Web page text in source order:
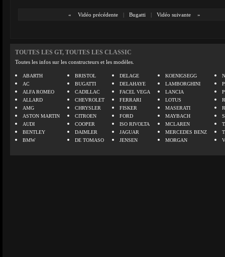
« Vidéo précédente | Bugatti | Vidéo suivante »
TOUTES LES GT, TOUTES LES CLASSIC
Toutes les infos sur les constructeurs et les modèles.
ABARTH
AC
ALFA ROMEO
ALLARD
AMG
ASTON MARTIN
AUDI
BENTLEY
BMW
BRISTOL
BUGATTI
CADILLAC
CHEVROLET
CHRYSLER
CITROEN
COOPER
DAIMLER
DE TOMASO
DELAGE
DELAHAYE
FACEL VEGA
FERRARI
FISKER
FORD
ISO RIVOLTA
JAGUAR
JENSEN
KOENIGSEGG
LAMBORGHINI
LANCIA
LOTUS
MASERATI
MAYBACH
MCLAREN
MERCEDES BENZ
MORGAN